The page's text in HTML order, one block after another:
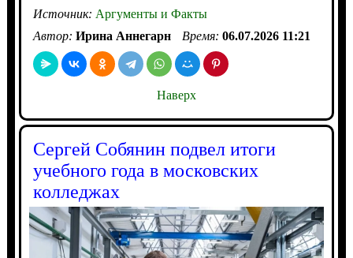
Источник: Аргументы и Факты
Автор: Ирина Аннегарн Время: 06.07.2026 11:21
Наверх
Сергей Собянин подвел итоги
учебного года в московских
колледжах